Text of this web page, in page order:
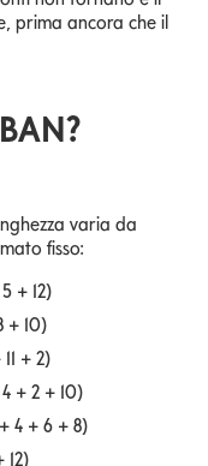
prima ancora che il
varia da
fisso:
+ 12)
+ 10)
+ 2)
+ 2 + 10)
4 + 6 + 8)